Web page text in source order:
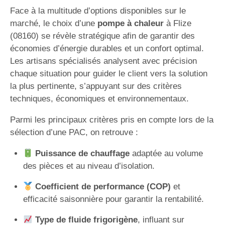
Face à la multitude d’options disponibles sur le
marché, le choix d’une pompe à chaleur à Flize
(08160) se révèle stratégique afin de garantir des
économies d’énergie durables et un confort optimal.
Les artisans spécialisés analysent avec précision
chaque situation pour guider le client vers la solution
la plus pertinente, s’appuyant sur des critères
techniques, économiques et environnementaux.
Parmi les principaux critères pris en compte lors de la
sélection d’une PAC, on retrouve :
Puissance de chauffageadaptée au volume
des pièces et au niveau d’isolation.
Coefficient de performance (COP) et
efficacité saisonnière pour garantir la rentabilité.
Type de fluide frigorigène, influant sur